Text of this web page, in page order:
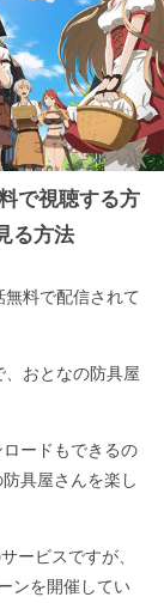
で視聴する方
る方法
料で配信されて
おとなの防具屋
ードもできるの
具屋さんを楽し
ービスですが、
ンを開催してい